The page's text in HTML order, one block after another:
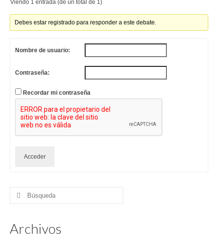
Viendo 1 entrada (de un total de 1)
Debes estar registrado para responder a este debate.
Nombre de usuario:
Contraseña:
Recordar mi contraseña
Acceder
Buscar
Archivos